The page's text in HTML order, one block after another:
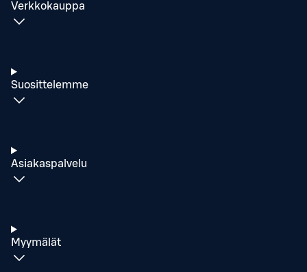
Verkkokauppa
Suosittelemme
Asiakaspalvelu
Myymälät